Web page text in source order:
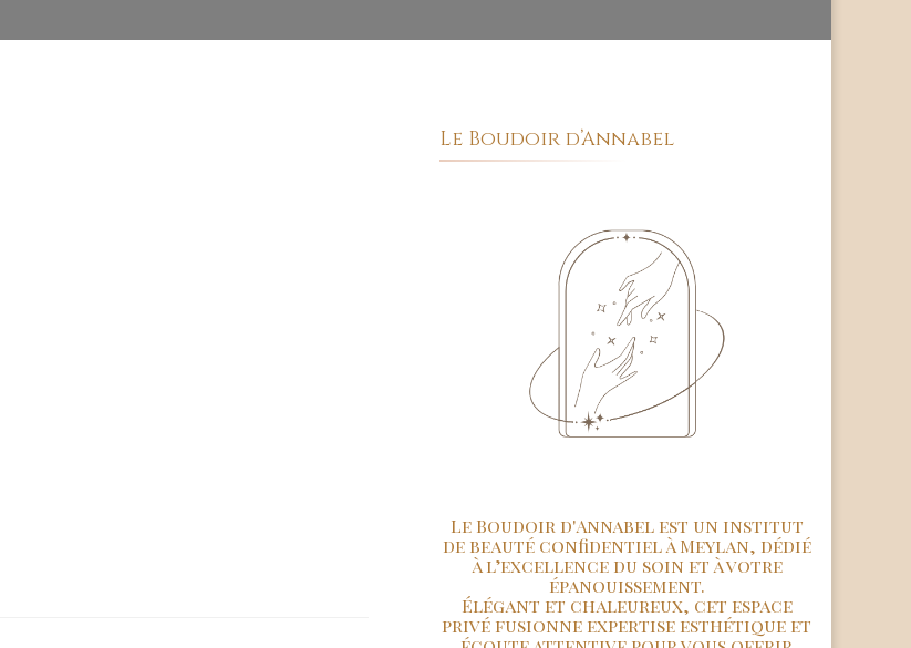
Le Boudoir d’Annabel
Le Boudoir d'Annabel est un institut
de beauté confidentiel à Meylan, dédié
à l’excellence du soin et à votre
épanouissement.
Élégant et chaleureux, cet espace
privé fusionne expertise esthétique et